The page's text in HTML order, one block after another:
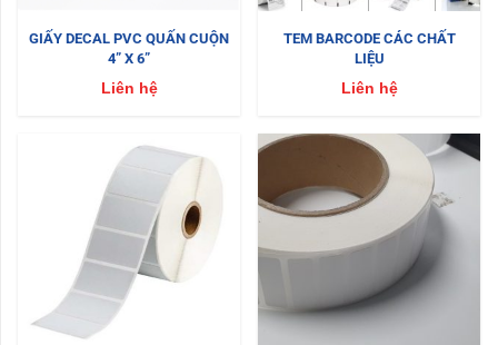
GIẤY DECAL PVC QUẤN CUỘN
4” X 6”
Liên hệ
TEM BARCODE CÁC CHẤT
LIỆU
Liên hệ